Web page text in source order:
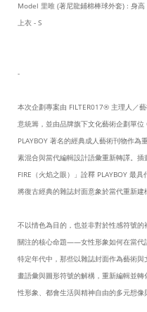
Model 里唯 (著尼龍鋪棉棒球外套) : 身
上衣 - S
-
本次企劃專案由 FILTER017® 主理人／
意統籌，並由品牌旗下文化藝術企劃單
PLAYBOY 著名的經典成人藝術刊物作
素混合與當代編輯設計語彙重新轉譯。
FIRE（火焰之眼）」詮釋 PLAYBOY 最
將復古經典的雜誌封面意象於當代重新建
不以情色為目的，也並非對於性感符號
關注的核心命題——女性形象如何在當代
特定年代中，那些以雜誌封面作為藝術
畫語彙與圖形符號的解構，重新編輯並
性形象、都會生活與精神自由的多元想像